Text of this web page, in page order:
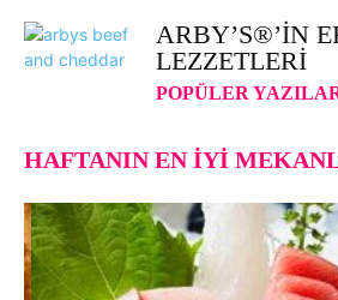
ARBY’S®’IN
LEZZETLERI
POPÜLER
HAFTANIN EN İYI